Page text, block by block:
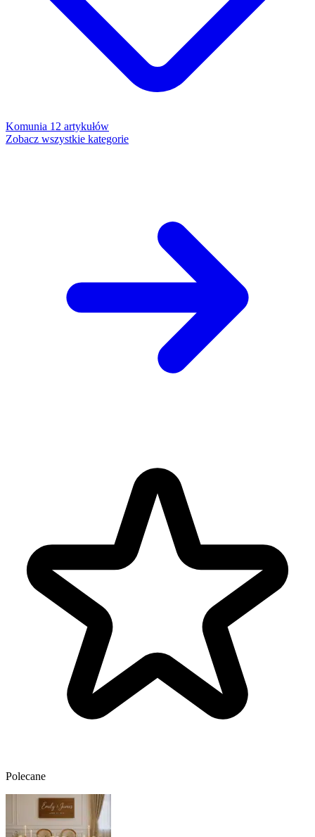
Komunia 12 artykułów
Zobacz wszystkie kategorie
Polecane